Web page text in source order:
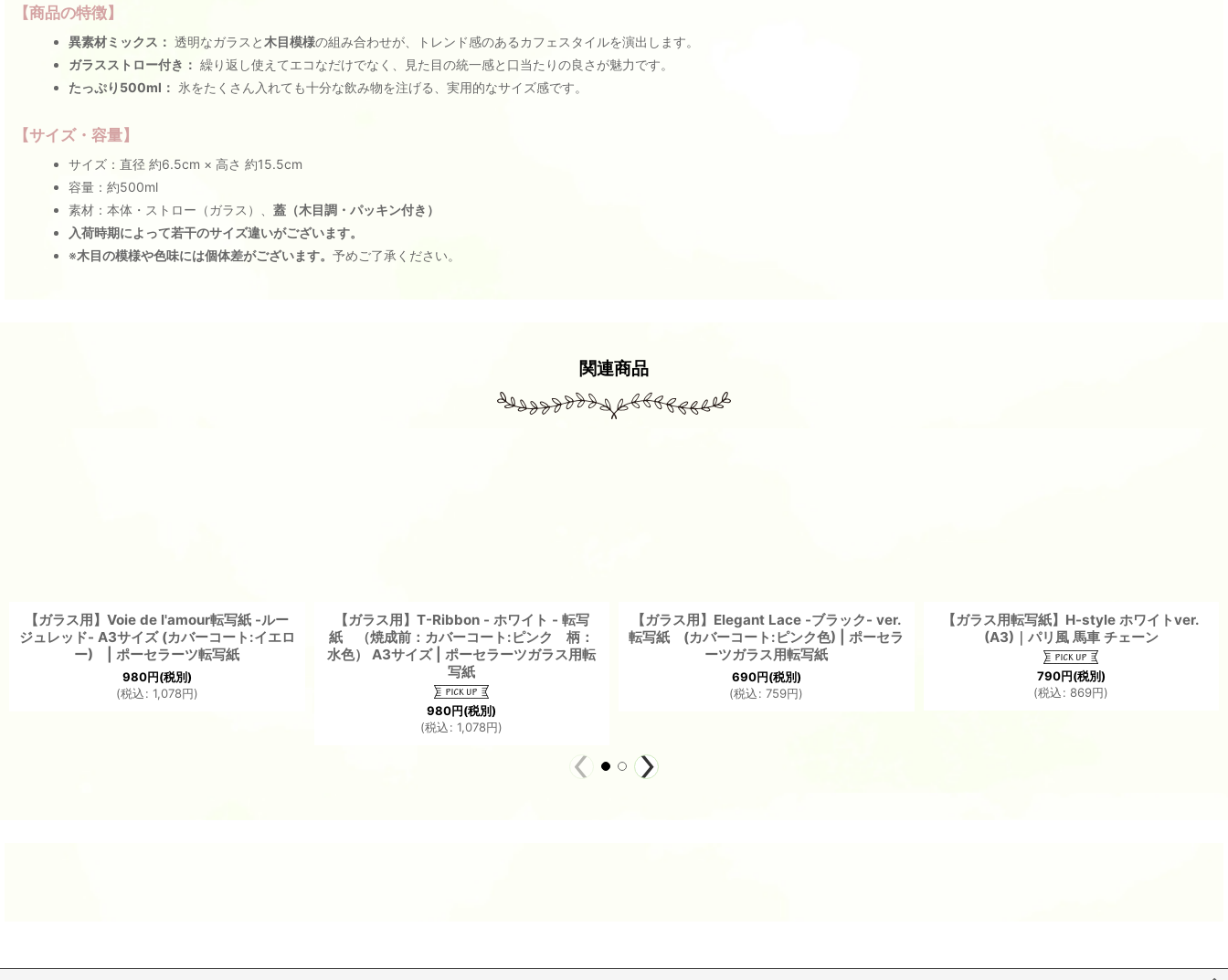
【商品の特徴】
異素材ミックス： 透明なガラスと木目模様の組み合わせが、トレンド感のあるカフェスタイルを演出します。
ガラスストロー付き： 繰り返し使えてエコなだけでなく、見た目の統一感と口当たりの良さが魅力です。
たっぷり500ml： 氷をたくさん入れても十分な飲み物を注げる、実用的なサイズ感です。
【サイズ・容量】
サイズ：直径 約6.5cm × 高さ 約15.5cm
容量：約500ml
素材：本体・ストロー（ガラス）、 蓋（木目調・パッキン付き）
入荷時期によって若干のサイズ違いがございます。
※木目の模様や色味には個体差がございます。 予めご了承ください。
関連商品
【ガラス用】Voie de l'amour転写紙 -ルー
ジュレッド- A3サイズ (カバーコート:イエロ
ー) | ポーセラーツ転写紙
980円(税別)
(税込: 1,078円)
【ガラス用】T-Ribbon - ホワイト - 転写
紙 （焼成前：カバーコート:ピンク 柄：
水色） A3サイズ | ポーセラーツガラス用転
写紙
980円(税別)
(税込: 1,078円)
【ガラス用】Elegant Lace -ブラック- ver.
転写紙 (カバーコート:ピンク色) | ポーセラ
ーツガラス用転写紙
690円(税別)
(税込: 759円)
【ガラス用転写紙】H-style ホワイトver.
(A3)｜パリ風 馬車 チェーン
790円(税別)
(税込: 869円)